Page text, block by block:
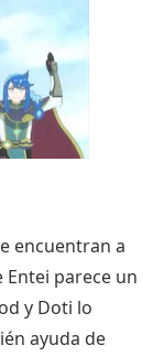
encuentran a
Entei parece un
y Doti lo
ayuda de